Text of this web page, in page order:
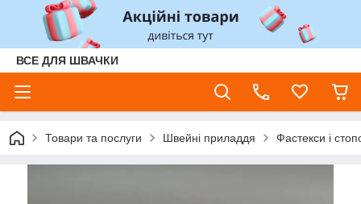
ВСЕ ДЛЯ ШВАЧКИ
Товари та послуги Швейні приладдя Фастекси і